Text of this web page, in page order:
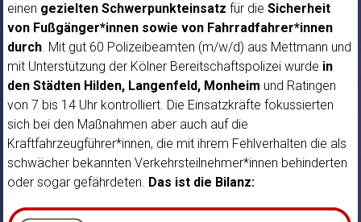
einen gezielten Schwerpunkteinsatz für die Sicherheit
von Fußgänger*innen sowie von Fahrradfahrer*innen
durch. Mit gut 60 Polizeibeamten (m/w/d) aus Mettmann und
mit Unterstützung der Kölner Bereitschaftspolizei wurde in
den Städten Hilden, Langenfeld, Monheim und Ratingen
von 7 bis 14 Uhr kontrolliert. Die Einsatzkräfte fokussierten
sich bei den Maßnahmen aber auch auf die
Kraftfahrzeugführer*innen, die mit ihrem Fehlverhalten die als
schwächer bekannten Verkehrsteilnehmer*innen behinderten
oder sogar gefährdeten. Das ist die Bilanz: